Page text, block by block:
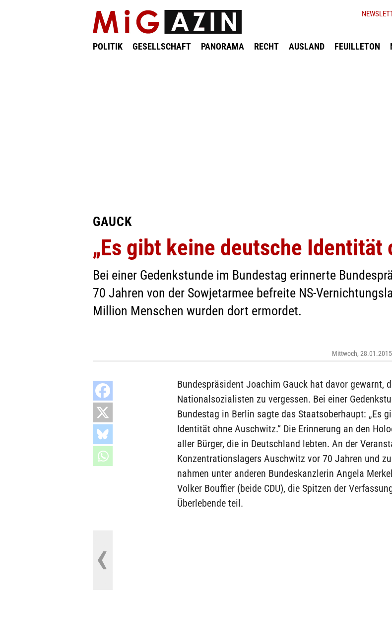
POLITIK GESELLSCHAFT PANORAMA RECHT AUSLAND FEUILLETON
GAUCK
„Es gibt keine deutsche Identität
Bei einer Gedenkstunde im Bundestag erinnerte
70 Jahren von der Sowjetarmee befreite NS-
Million Menschen wurden dort ermordet.
Mittwoch,
Bundespräsident Joachim Gauck hat davor gewarnt,
Nationalsozialisten zu vergessen. Bei einer
Bundestag in Berlin sagte das Staatsoberhaupt: „Es
Identität ohne Auschwitz.“ Die Erinnerung an den
aller Bürger, die in Deutschland lebten. An der
Konzentrationslagers Auschwitz vor 70 Jahren und
nahmen unter anderen Bundeskanzlerin Angela
Volker Bouffier (beide CDU), die Spitzen der
Überlebende teil.